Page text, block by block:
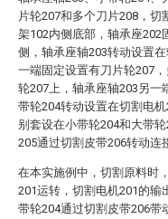
片轮207和多个刀片208，
架102内侧底部，轴承座202
侧，轴承座轴203转动设置
一端固定设置有刀片轮207
轮207上，轴承座轴203另一
带轮204转动设置在切割电
别套设在小带轮204和大带
205通过切割皮带206转动连
在本实施例中，切割原料时
201运转，切割电机201的输
带轮204通过切割皮带206带